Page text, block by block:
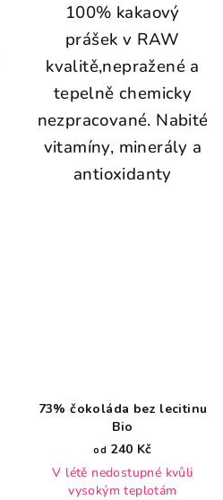
100% kakaový
prášek v RAW
kvalitě,nepražené a
tepelně chemicky
nezpracované. Nabité
vitamíny, minerály a
antioxidanty
73% čokoláda bez lecitinu
Bio
od 240 Kč
V létě nedostupné kvůli
vysokým teplotám